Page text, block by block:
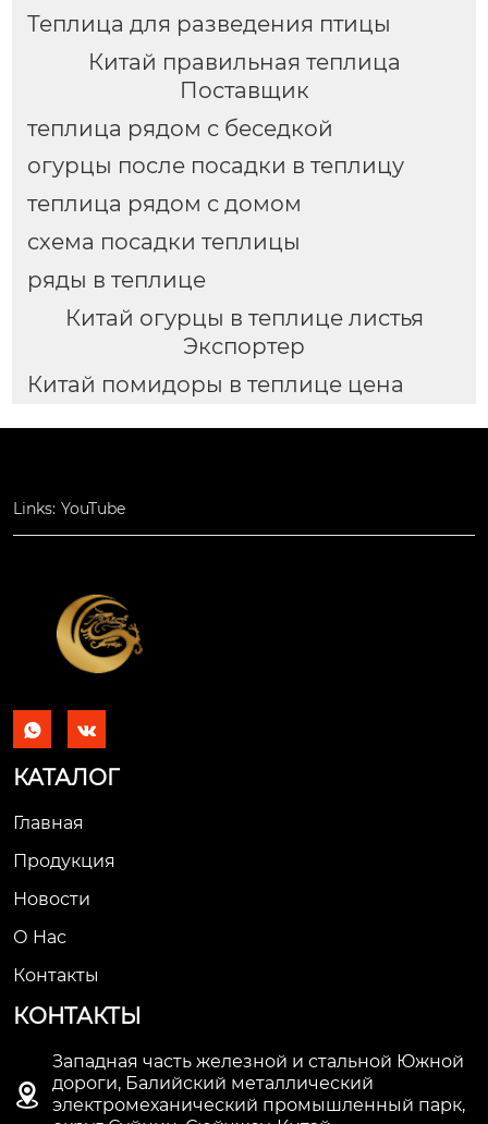
Теплица для разведения птицы
Китай правильная теплица
Поставщик
теплица рядом с беседкой
огурцы после посадки в теплицу
теплица рядом с домом
схема посадки теплицы
ряды в теплице
Китай огурцы в теплице листья
Экспортер
Китай помидоры в теплице цена
Links: YouTube
 
КАТАЛОГ
Главная
Продукция
Новости
О Hас
Контакты
КОНТАКТЫ

Западная часть железной и стальной Южной
дороги, Балийский металлический
электромеханический промышленный парк,